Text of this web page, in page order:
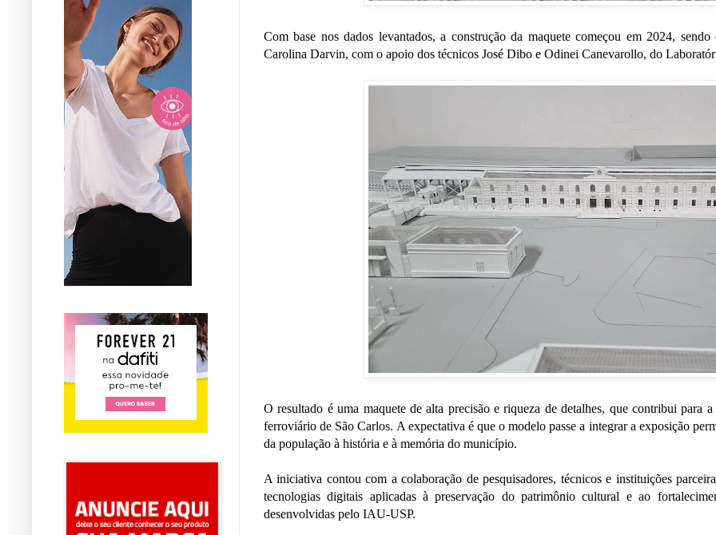
Com base nos dados levantados, a construção da maquete começou em 2024,
Carolina Darvin, com o apoio dos técnicos José Dibo e Odinei Canevarollo, do
O resultado é uma maquete de alta precisão e riqueza de detalhes, que contribui para
ferroviário de São Carlos. A expectativa é que o modelo passe a integrar a exposição
da população à história e à memória do município.
A iniciativa contou com a colaboração de pesquisadores, técnicos e instituições
tecnologias digitais aplicadas à preservação do patrimônio cultural e ao
desenvolvidas pelo IAU-USP.